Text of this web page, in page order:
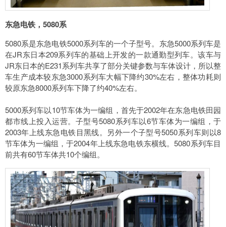
东急电铁，5080系
5080系是东急电铁5000系列车的一个子型号。东急5000系列车是
在JR东日本209系列车的基础上开发的一款通勤型列车。该车与
JR东日本的E231系列车共享了部分关键参数与车体设计，所以整
车生产成本较东急3000系列车大幅下降约30%左右，整体功耗则
较原东急8000系列车下降了约40%左右。
5000系列车以10节车体为一编组，首先于2002年在东急电铁田园
都市线上投入运营。子型号5080系列车以6节车体为一编组，于
2003年上线东急电铁目黑线。另外一个子型号5050系列车则以8
节车体为一编组，于2004年上线东急电铁东横线。5080系列车目
前共有60节车体共10个编组。